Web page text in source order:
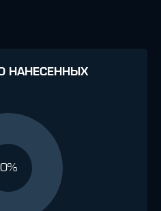
НАНЕСЕННЫХ
0%